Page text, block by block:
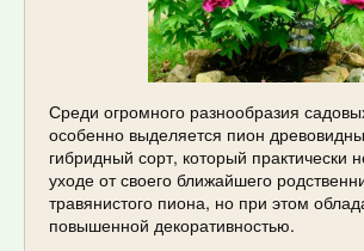
Среди огромного разнообразия
особенно выделяется пион
гибридный сорт, который практически
уходе от своего ближайшего
травянистого пиона, но при этом
повышенной декоративностью.